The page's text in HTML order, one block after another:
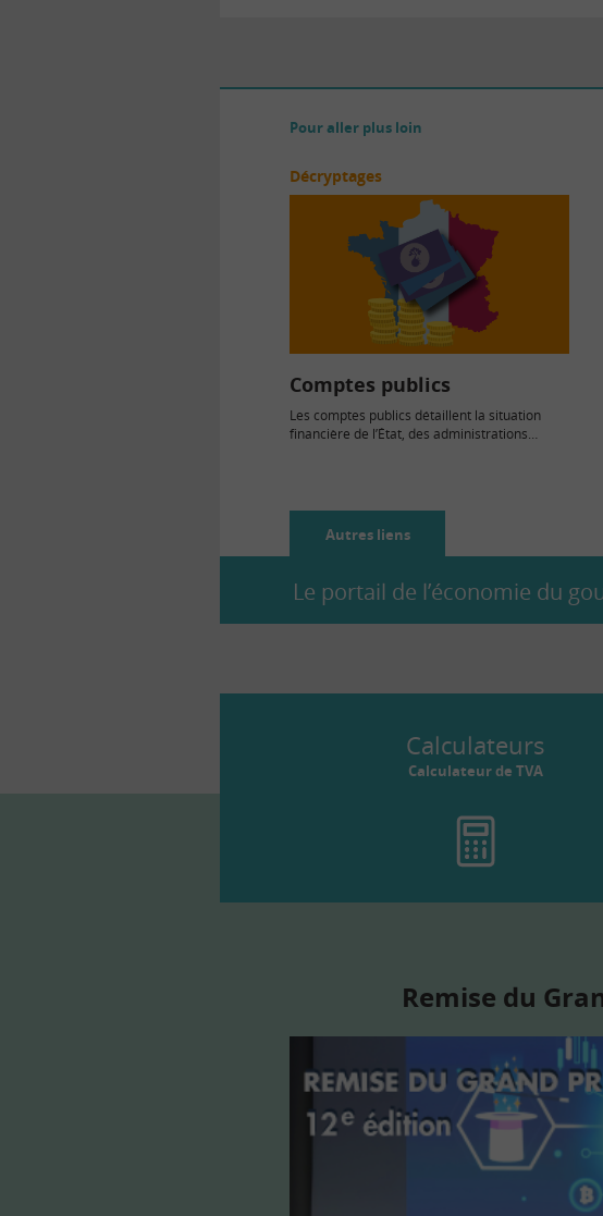
Pour aller plus loin
Décryptages
Comptes publics
Les comptes publics détaillent la situation
financière de l’État, des administrations
Autres liens
Le portail de l’économie du
Calculateurs
Calculateur de TVA
Remise du